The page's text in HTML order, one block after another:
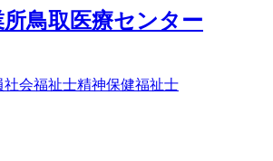
鳥取医療センター
社会福祉士精神保健福祉士